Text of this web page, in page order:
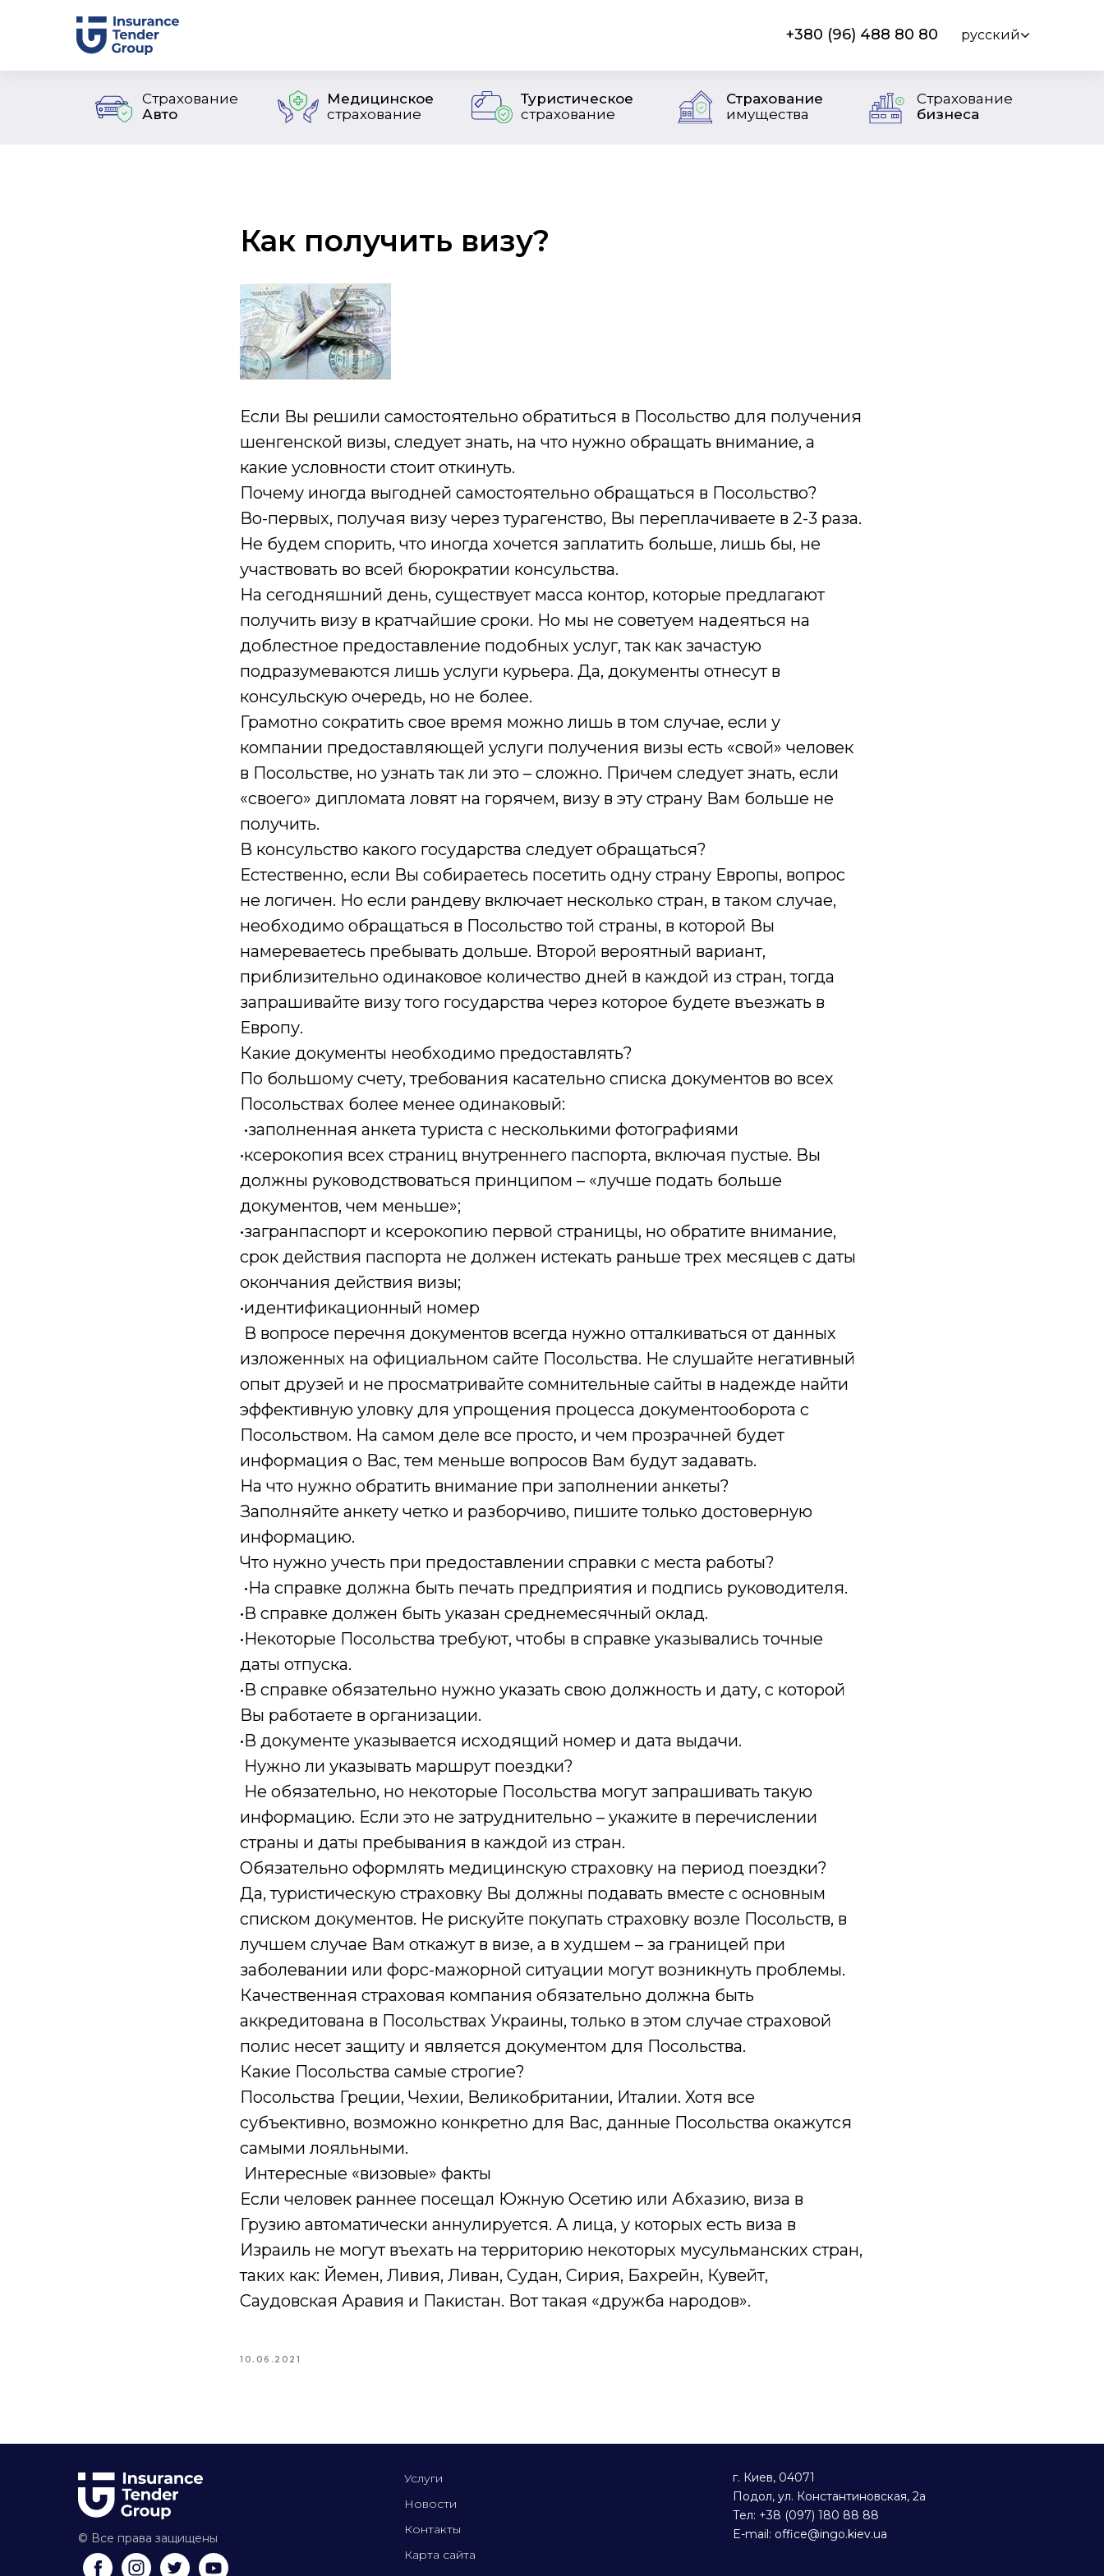
+380 (96) 488 80 80 русский
Страхование
Авто
Туристическое
страхование
Страхование
бизнеса
Медицинское
страхование
Страхование
имущества
Как получить визу?
Если Вы решили самостоятельно обратиться в Посольство для получения
шенгенской визы, следует знать, на что нужно обращать внимание, а
какие условности стоит откинуть.
Почему иногда выгодней самостоятельно обращаться в Посольство?
Во-первых, получая визу через турагенство, Вы переплачиваете в 2-3 раза.
Не будем спорить, что иногда хочется заплатить больше, лишь бы, не
участвовать во всей бюрократии консульства.
На сегодняшний день, существует масса контор, которые предлагают
получить визу в кратчайшие сроки. Но мы не советуем надеяться на
доблестное предоставление подобных услуг, так как зачастую
подразумеваются лишь услуги курьера. Да, документы отнесут в
консульскую очередь, но не более.
Грамотно сократить свое время можно лишь в том случае, если у
компании предоставляющей услуги получения визы есть «свой» человек
в Посольстве, но узнать так ли это – сложно. Причем следует знать, если
«своего» дипломата ловят на горячем, визу в эту страну Вам больше не
получить.
В консульство какого государства следует обращаться?
Естественно, если Вы собираетесь посетить одну страну Европы, вопрос
не логичен. Но если рандеву включает несколько стран, в таком случае,
необходимо обращаться в Посольство той страны, в которой Вы
намереваетесь пребывать дольше. Второй вероятный вариант,
приблизительно одинаковое количество дней в каждой из стран, тогда
запрашивайте визу того государства через которое будете въезжать в
Европу.
Какие документы необходимо предоставлять?
По большому счету, требования касательно списка документов во всех
Посольствах более менее одинаковый:
•заполненная анкета туриста с несколькими фотографиями
•ксерокопия всех страниц внутреннего паспорта, включая пустые. Вы
должны руководствоваться принципом – «лучше подать больше
документов, чем меньше»;
•загранпаспорт и ксерокопию первой страницы, но обратите внимание,
срок действия паспорта не должен истекать раньше трех месяцев с даты
окончания действия визы;
•идентификационный номер
В вопросе перечня документов всегда нужно отталкиваться от данных
изложенных на официальном сайте Посольства. Не слушайте негативный
опыт друзей и не просматривайте сомнительные сайты в надежде найти
эффективную уловку для упрощения процесса документооборота с
Посольством. На самом деле все просто, и чем прозрачней будет
информация о Вас, тем меньше вопросов Вам будут задавать.
На что нужно обратить внимание при заполнении анкеты?
Заполняйте анкету четко и разборчиво, пишите только достоверную
информацию.
Что нужно учесть при предоставлении справки с места работы?
•На справке должна быть печать предприятия и подпись руководителя.
•В справке должен быть указан среднемесячный оклад.
•Некоторые Посольства требуют, чтобы в справке указывались точные
даты отпуска.
•В справке обязательно нужно указать свою должность и дату, с которой
Вы работаете в организации.
•В документе указывается исходящий номер и дата выдачи.
Нужно ли указывать маршрут поездки?
Не обязательно, но некоторые Посольства могут запрашивать такую
информацию. Если это не затруднительно – укажите в перечислении
страны и даты пребывания в каждой из стран.
Обязательно оформлять медицинскую страховку на период поездки?
Да, туристическую страховку Вы должны подавать вместе с основным
списком документов. Не рискуйте покупать страховку возле Посольств, в
лучшем случае Вам откажут в визе, а в худшем – за границей при
заболевании или форс-мажорной ситуации могут возникнуть проблемы.
Качественная страховая компания обязательно должна быть
аккредитована в Посольствах Украины, только в этом случае страховой
полис несет защиту и является документом для Посольства.
Какие Посольства самые строгие?
Посольства Греции, Чехии, Великобритании, Италии. Хотя все
субъективно, возможно конкретно для Вас, данные Посольства окажутся
самыми лояльными.
Интересные «визовые» факты
Если человек раннее посещал Южную Осетию или Абхазию, виза в
Грузию автоматически аннулируется. А лица, у которых есть виза в
Израиль не могут въехать на территорию некоторых мусульманских стран,
таких как: Йемен, Ливия, Ливан, Судан, Сирия, Бахрейн, Кувейт,
Саудовская Аравия и Пакистан. Вот такая «дружба народов».
10.06.2021
Услуги
Контакты
Новости
Карта сайта
© Все права защищены
г. Киев, 04071
Подол, ул. Константиновская, 2а
Тел: +38 (097) 180 88 88
E-mail: office@ingo.kiev.ua